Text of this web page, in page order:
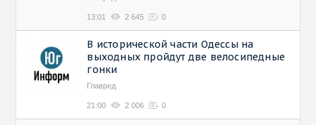
13:01 2 645 0
В исторической части Одессы на
выходных пройдут две велосипедные
гонки
Главред
21:00 2 006 0